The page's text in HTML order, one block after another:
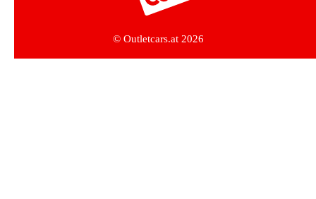
© Outletcars.at 2026